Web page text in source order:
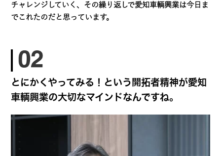
チャレンジしていく、 その繰り返しで愛知車輌興業は今日ま
でこれたのだと思っています。
とにかくやってみる！という開拓者精神が愛知
車輌興業の大切なマインドなんですね。